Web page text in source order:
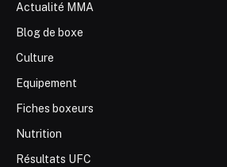
Actualité MMA
Blog de boxe
Culture
Equipement
Fiches boxeurs
Nutrition
Résultats UFC